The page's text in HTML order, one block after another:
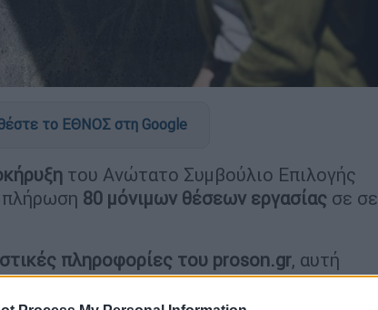
το ΕΘΝΟΣ στη Google
του Ανώτατο Συμβούλιο Επιλογής
80 μόνιμων θέσεων εργασίας σε σε
πληροφορίες του proson.gr, αυτή
τουΑΣΕΠπου θα διορίσει νέους δημόσιους